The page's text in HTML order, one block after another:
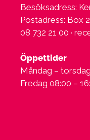
Besöksadress:
Postadress: Box
08 732 21 00 ·
Öppettider
Måndag –
Fredag 08:00 –